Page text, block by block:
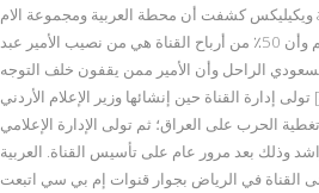
ويكيليكس كشفت أن محطة العربية ومجموعة الام alarabiya live بي سي عائدة
لنسيب الملك فهد وليد البراهيم وأن 50٪ من أرباح القناة هي من نصيب الأمير عبد
الراحل وأن الأمير ممن يقفون خلف التوجه
السياسي والفكري للقناة.[4] تولى إدارة القناة حين إنشائها وزير الإعلام الأردني
الحرب على العراق؛ ثم تولى الإدارة الإعلامي
وذلك بعد مرور عام على تأسيس القناة. العربية
القناة في الرياض بجوار قنوات إم بي سي اتبعت